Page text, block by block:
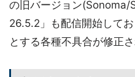
の旧バージョン(Sonoma/
26.5.2」も配信開始して
とする各種不具合が修正さ